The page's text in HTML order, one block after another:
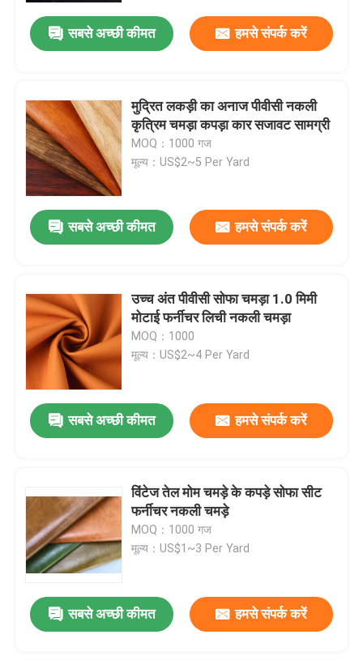
सबसे अच्छी कीमत हमसे संपर्क करें
मुद्रित लकड़ी का अनाज पीवीसी नकली
कृत्रिम चमड़ा कपड़ा कार सजावट सामग्री
MOQ：1000 गज
मूल्य：US$2~5 Per Yard
सबसे अच्छी कीमत हमसे संपर्क करें
उच्च अंत पीवीसी सोफा चमड़ा 1.0 मिमी
मोटाई फर्नीचर लिची नकली चमड़ा
MOQ：1000
मूल्य：US$2~4 Per Yard
सबसे अच्छी कीमत हमसे संपर्क करें
विंटेज तेल मोम चमड़े के कपड़े सोफा सीट
फर्नीचर नकली चमड़े
MOQ：1000 गज
मूल्य：US$1~3 Per Yard
सबसे अच्छी कीमत हमसे संपर्क करें